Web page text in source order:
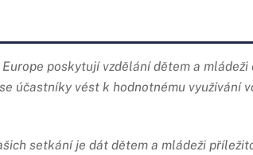
poskytují vzdělání dětem a mládeži
účastníky vést k hodnotnému využívání
setkání je dát dětem a mládeži